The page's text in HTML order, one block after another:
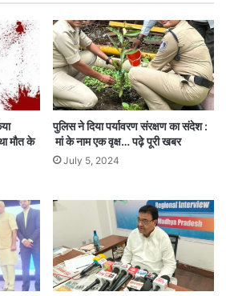
मौत के
पुलिस ने दिया पर्यावरण संरक्षण का संदेश :
मां के नाम एक वृक्ष… पढ़े पूरी खबर
July 5, 2024